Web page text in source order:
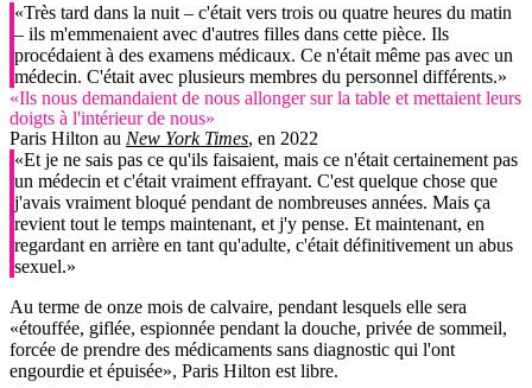
«Très tard dans la nuit – c'était vers trois ou quatre heures du matin
– ils m'emmenaient avec d'autres filles dans cette pièce. Ils
procédaient à des examens médicaux. Ce n'était même pas avec un
médecin. C'était avec plusieurs membres du personnel différents.»
«Ils nous demandaient de nous allonger sur la table et mettaient leurs
doigts à l'intérieur de nous»
Paris Hilton au New York Times, en 2022
«Et je ne sais pas ce qu'ils faisaient, mais ce n'était certainement pas
un médecin et c'était vraiment effrayant. C'est quelque chose que
j'avais vraiment bloqué pendant de nombreuses années. Mais ça
revient tout le temps maintenant, et j'y pense. Et maintenant, en
regardant en arrière en tant qu'adulte, c'était définitivement un abus
sexuel.»
Au terme de onze mois de calvaire, pendant lesquels elle sera
«étouffée, giflée, espionnée pendant la douche, privée de sommeil,
forcée de prendre des médicaments sans diagnostic qui l'ont
engourdie et épuisée», Paris Hilton est libre.